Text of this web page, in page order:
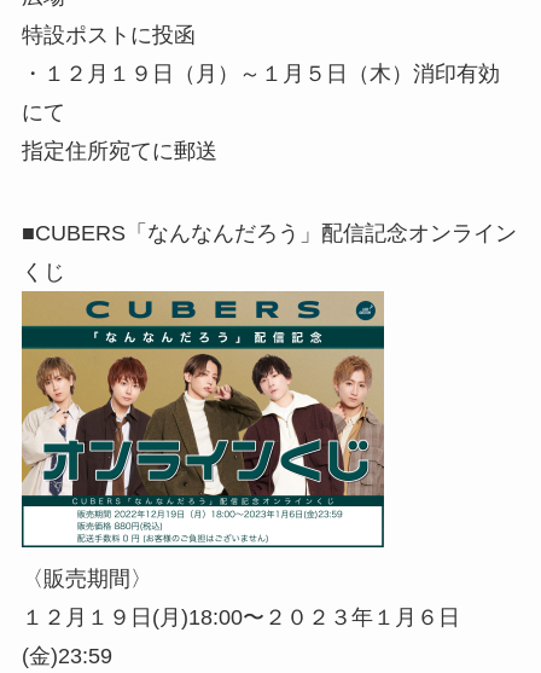
特設ポストに投函
・１２月１９日（月）～１月５日（木）消印有効
にて
指定住所宛てに郵送
■CUBERS「なんなんだろう」配信記念オンライン
くじ
〈販売期間〉
１２月１９日(月)18:00〜２０２３年１月６日
(金)23:59